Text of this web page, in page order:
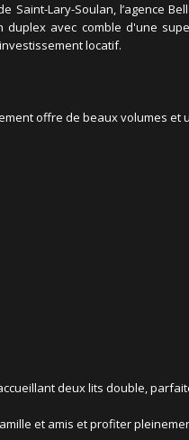
Saint-Lary-Soulan, l’agence
duplex avec comble d'une
locatif.
offre de beaux volumes et
deux lits double,
et amis et profiter